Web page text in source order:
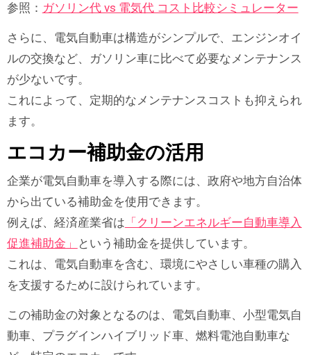
参照： ガソリン代 vs 電気代 コスト比較シミュレーター
さらに、電気自動車は構造がシンプルで、エンジンオイ
ルの交換など、ガソリン車に比べて必要なメンテナンス
が少ないです。
これによって、定期的なメンテナンスコストも抑えられ
ます。
エコカー補助金の活用
企業が電気自動車を導入する際には、政府や地方自治体
から出ている補助金を使用できます。
例えば、経済産業省は 「クリーンエネルギー自動車導入
促進補助金」
という補助金を提供しています。
これは、電気自動車を含む、環境にやさしい車種の購入
を支援するために設けられています。
この補助金の対象となるのは、電気自動車、小型電気自
動車、プラグインハイブリッド車、燃料電池自動車な